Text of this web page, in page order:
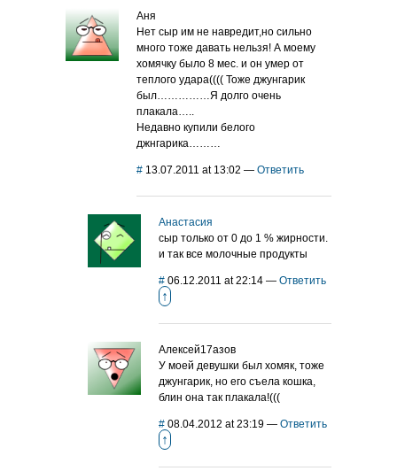
Аня
Нет сыр им не навредит,но сильно
много тоже давать нельзя! А моему
хомячку было 8 мес. и он умер от
теплого удара(((( Тоже джунгарик
был……………Я долго очень
плакала…..
Недавно купили белого
джнгарика………
# 13.07.2011 at 13:02 — Ответить
Анастасия
сыр только от 0 до 1 % жирности.
и так все молочные продукты
# 06.12.2011 at 22:14 — Ответить
↑
Алексей17азов
У моей девушки был хомяк, тоже
джунгарик, но его съела кошка,
блин она так плакала!(((
# 08.04.2012 at 23:19 — Ответить
↑